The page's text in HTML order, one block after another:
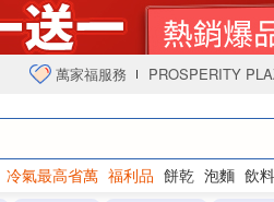
萬家福服務 PROSPERITY
冷氣最高省萬 福利品 餅乾 泡麵 飲料